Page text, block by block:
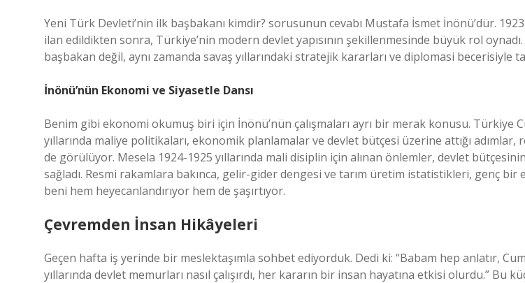
Yeni Türk Devleti’nin ilk başbakanı kimdir? sorusunun cevabı Mustafa İsmet İnönü’dür.
ilan edildikten sonra, Türkiye’nin modern devlet yapısının şekillenmesinde büyük rol
başbakan değil, aynı zamanda savaş yıllarındaki stratejik kararları ve diplomasi becerisiyle
İnönü’nün Ekonomi ve Siyasetle Dansı
Benim gibi ekonomi okumuş biri için İnönü’nün çalışmaları ayrı bir merak konusu. Türkiye
yıllarında maliye politikaları, ekonomik planlamalar ve devlet bütçesi üzerine attığı
de görülüyor. Mesela 1924-1925 yıllarında mali disiplin için alınan önlemler, devlet
sağladı. Resmi rakamlara bakınca, gelir-gider dengesi ve tarım üretim istatistikleri, genç
beni hem heyecanlandırıyor hem de şaşırtıyor.
Çevremden İnsan Hikâyeleri
Geçen hafta iş yerinde bir meslektaşımla sohbet ediyorduk. Dedi ki: “Babam hep anlatır,
yıllarında devlet memurları nasıl çalışırdı, her kararın bir insan hayatına etkisi olurdu.” Bu